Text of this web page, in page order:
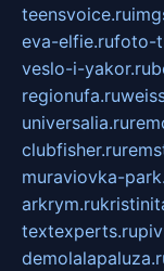
teensvoice.ru
eva-elfie.rufoto-
veslo-i-yakor.ru
regionufa.ru
universalia.ru
clubfisher.ru
muraviovka-
arkrym.ru
textexperts.ru